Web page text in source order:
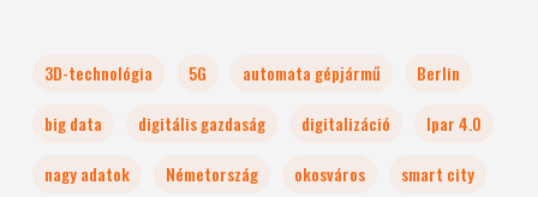
3D-technológia 5G automata gépjármű
Berlin
big data
digitális gazdaság digitalizáció
Ipar 4.0
nagy adatok
Németország okosváros smart city